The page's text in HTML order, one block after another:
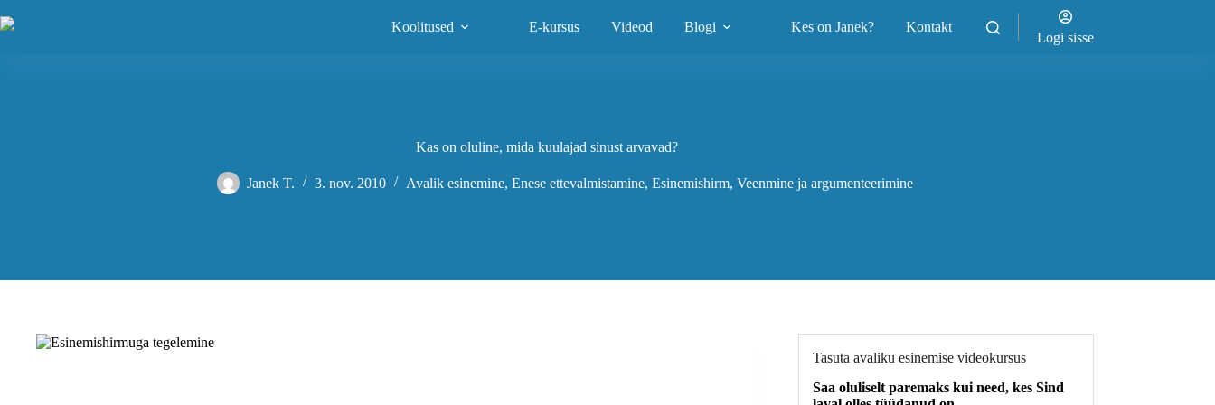
to
Koolitused E-kursus Videod Blogi Kes on Janek? Kontakt
Logi sisse
Kas on oluline, mida kuulajad sinust arvavad?
Janek T. 3. nov. 2010 Avalik esinemine, Enese ettevalmistamine, Esinemishirm, Veenmine ja argumenteerimine
Tasuta avaliku esinemise videokursus
Saa oluliselt paremaks kui need, kes Sind